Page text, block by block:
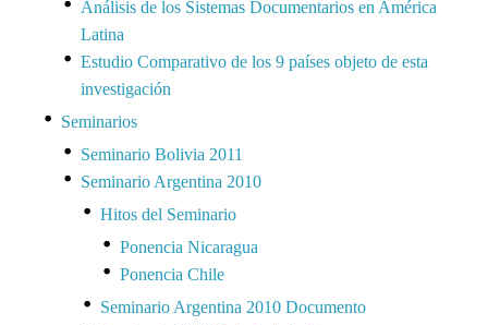
Análisis de los Sistemas Documentarios en América
Latina
Estudio Comparativo de los 9 países objeto de esta
investigación
Seminarios
Seminario Bolivia 2011
Seminario Argentina 2010
Hitos del Seminario
Ponencia Nicaragua
Ponencia Chile
Seminario Argentina 2010 Documento